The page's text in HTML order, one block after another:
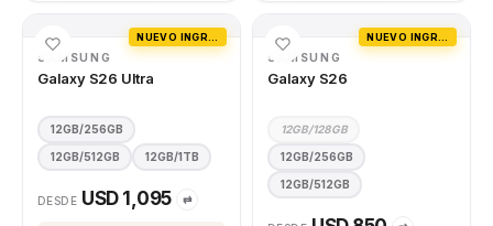
SAMSUNG
Galaxy S26 Ultra
12GB/256GB
12GB/512GB 12GB/1TB
DESDE USD 1,095 ⇄
SAMSUNG
Galaxy S26
12GB/128GB
12GB/256GB
12GB/512GB